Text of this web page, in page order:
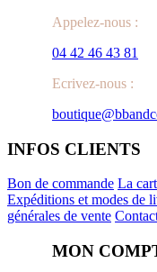
Appelez-nous :
04 42 46 43 81
Ecrivez-nous :
INFOS CLIENTS
Bon de commande La
Expéditions et modes de
générales de vente
MON